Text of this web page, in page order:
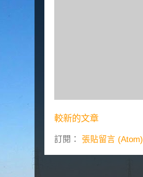
較新的文章
訂閱： 張貼留言 (Atom)